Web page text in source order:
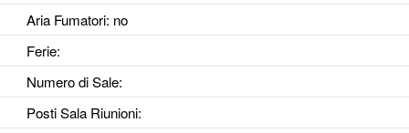
Aria Fumatori: no
Ferie:
Numero di Sale:
Posti Sala Riunioni: